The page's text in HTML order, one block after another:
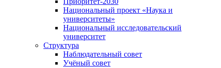
Национальный проект «Наука и
университеты»
Национальный исследовательский
университет
Структура
Наблюдательный совет
Учёный совет